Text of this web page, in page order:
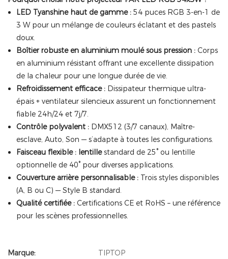
LED Tyanshine haut de gamme :54 puces RGB 3-en-1 de
3 W pour un mélange de couleurs éclatant et des pastels
doux.
Boîtier robuste en aluminium moulé sous pression :Corps
en aluminium résistant offrant une excellente dissipation
de la chaleur pour une longue durée de vie.
Refroidissement efficace :Dissipateur thermique ultra-
épais + ventilateur silencieux assurent un fonctionnement
fiable 24h/24 et 7j/7.
Contrôle polyvalent :DMX512 (3/7 canaux), Maître-
esclave, Auto, Son — s’adapte à toutes les configurations.
Faisceau flexible : lentillestandard de 25° ou lentille
optionnelle de 40° pour diverses applications.
Couverture arrière personnalisable :Trois styles disponibles
(A, B ou C) — Style B standard.
Qualité certifiée :Certifications CE et RoHS – une référence
pour les scènes professionnelles.
Marque:
TIPTOP